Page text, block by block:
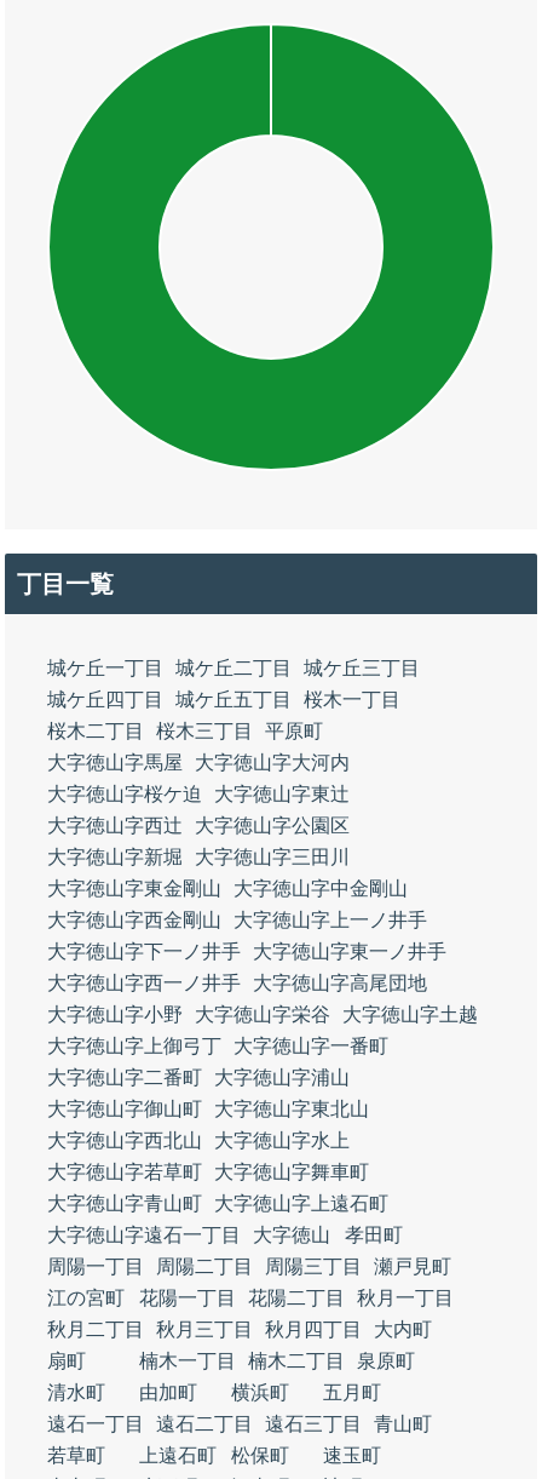
丁目一覧
城ケ丘一丁目 城ケ丘二丁目
城ケ丘三丁目
城ケ丘四丁目
城ケ丘五丁目
桜木一丁目
桜木二丁目
桜木三丁目
平原町
大字徳山字馬屋
大字徳山字大河内
大字徳山字桜ケ迫
大字徳山字東辻
大字徳山字西辻
大字徳山字公園区
大字徳山字新堀
大字徳山字三田川
大字徳山字東金剛山
大字徳山字中金剛山
大字徳山字西金剛山
大字徳山字上一ノ井手
大字徳山字下一ノ井手
大字徳山字東一ノ井手
大字徳山字西一ノ井手
大字徳山字高尾団地
大字徳山字小野
大字徳山字栄谷
大字徳山字土越
大字徳山字上御弓丁
大字徳山字一番町
大字徳山字二番町
大字徳山字浦山
大字徳山字御山町
大字徳山字東北山
大字徳山字西北山
大字徳山字水上
大字徳山字若草町
大字徳山字舞車町
大字徳山字青山町
大字徳山字上遠石町
大字徳山字遠石一丁目
大字徳山
孝田町
周陽一丁目
周陽二丁目 周陽三丁目
瀬戸見町
江の宮町
花陽一丁目 花陽二丁目
秋月一丁目
秋月二丁目
秋月三丁目 秋月四丁目
大内町
扇町
楠木一丁目 楠木二丁目
泉原町
清水町
由加町 横浜町
五月町
遠石一丁目
遠石二丁目 遠石三丁目
青山町
若草町
上遠石町 松保町
速玉町